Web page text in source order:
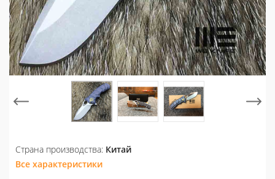
Страна производства: Китай
Все характеристики